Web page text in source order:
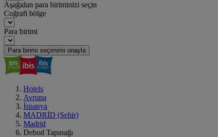
Aşağıdan para biriminizi seçin
Coğrafi bölge
Para birimi
Para birimi seçimimi onayla
Hotels
Avrupa
İspanya
MADRİD (Şehir)
Madrid
Debod Tapınağı